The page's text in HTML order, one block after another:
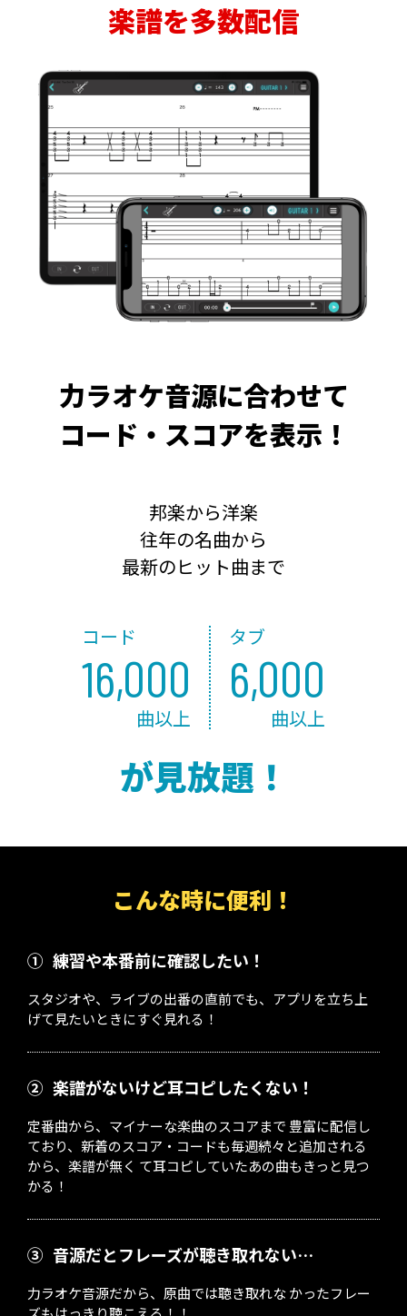
楽譜を多数配信
力ラオケ音源に合わせて
コード・スコアを表示！
邦楽から洋楽
往年の名曲から
最新のヒット曲まで
コード
16,000
曲以上
タブ
6,000
曲以上
が見放題！
こんな時に便利！
① 練習や本番前に確認したい！
スタジオや、ライブの出番の直前でも、アプリを立ち上
げて見たいときにすぐ見れる！
② 楽譜がないけど耳コピしたくない！
定番曲から、マイナーな楽曲のスコアまで 豊富に配信し
ており、新着のスコア・コードも毎週続々と追加される
から、楽譜が無く て耳コピしていたあの曲もきっと見つ
かる！
③ 音源だとフレーズが聴き取れない…
力ラオケ音源だから、原曲では聴き取れな かったフレー